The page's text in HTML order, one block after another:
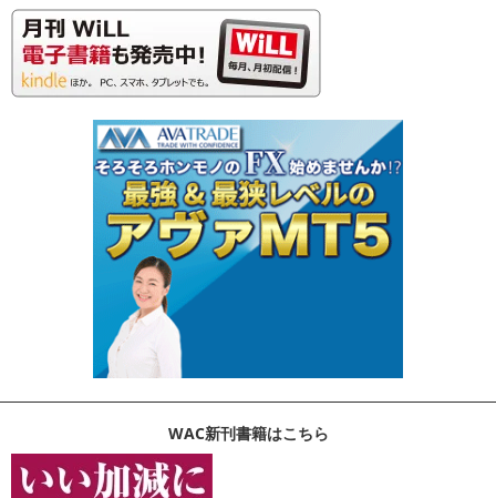
WAC新刊書籍はこちら